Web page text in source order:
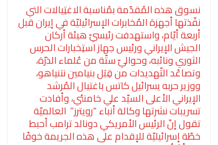
نسوق هذه المُقدّمة بمُناسبة الاغتِيالات التي
نفّذتها أجهزة المُخابرات الإسرائيليّة في إيران قبل
أربعة أيّام، واستهدفت رئيسيّ هيئة أركان
الجيش الإيراني ورئيس جهاز استِخبارات الحرس
الثوري ونائبه، وحواليّ ستّة من عُلماء الذرّة،
وتصاعُد التّهديدات من قِبَل بنيامين نتنياهو،
ووزير حربه يسرائيل كاتس باغتيال المُرشد
الإيراني الأعلى السيّد علي خامنئي، وأفادت
تسريبات نشرتها وكالة أنباء “رويترز” العالميّة
تقول إنّ الرئيس الأمريكي دونالد ترامب أحبط
خطّة إسرائيليّة للإقدام على هذه الجريمة خوفًا